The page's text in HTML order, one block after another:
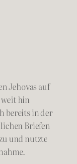
Jehovas auf
hin
bereits in der
Briefen
und nutzte